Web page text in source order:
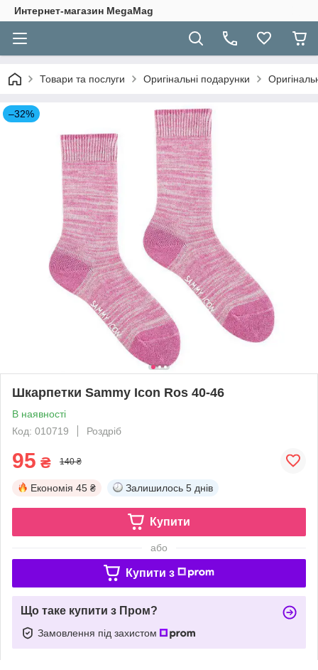
Интернет-магазин MegaMag
Товари та послуги Оригінальні подарунки
–32%
Шкарпетки Sammy Icon Ros 40-46
В наявності
Код: 010719
Роздріб
95 ₴ 140 ₴
Економія 45 ₴ Залишилось 5 днів
Купити
або
Купити з
Що таке купити з Пром?
Замовлення під захистом